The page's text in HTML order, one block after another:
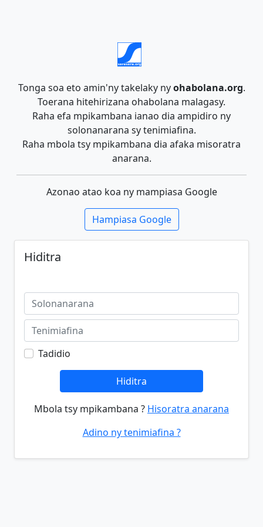
Tonga soa eto amin'ny takelaky nyohabolana.org.
Toerana hitehirizana ohabolana malagasy.
Raha efa mpikambana ianao dia ampidiro ny
solonanarana sy tenimiafina.
Raha mbola tsy mpikambana dia afaka misoratra
anarana.
Azonao atao koa ny mampiasa Google
Hampiasa Google
Hiditra
Tadidio
Hiditra
Mbola tsy mpikambana ? Hisoratra anarana
Adino ny tenimiafina ?